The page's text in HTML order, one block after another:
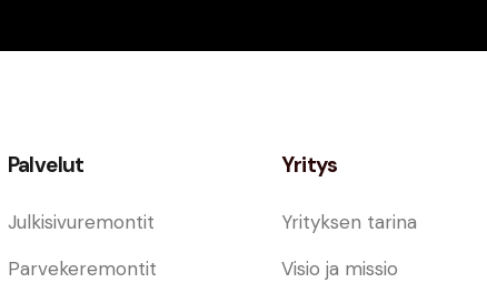
Palvelut
Julkisivuremontit
Parvekeremontit
Yritys
Yrityksen tarina
Visio ja missio